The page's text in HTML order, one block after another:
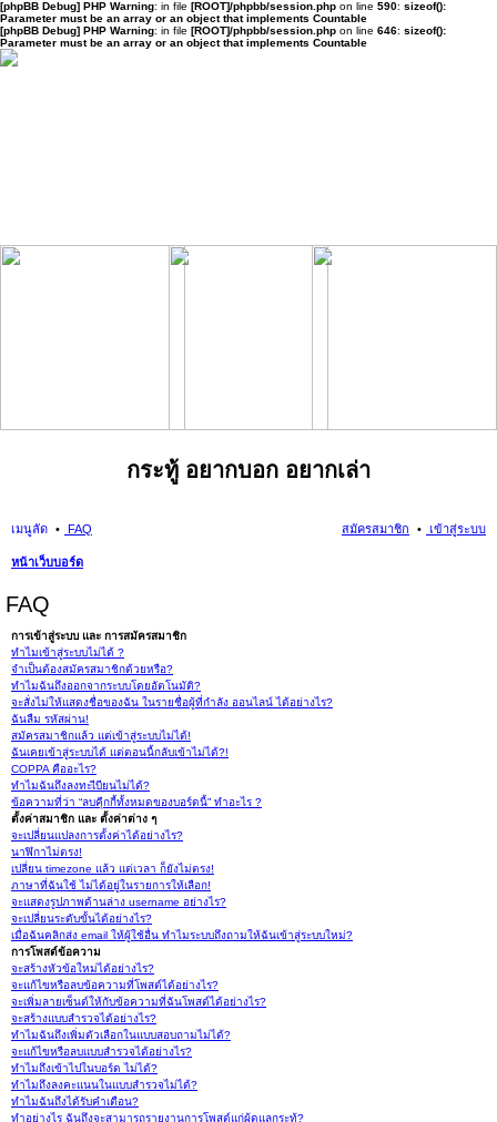
[phpBB Debug] PHP Warning: in file [ROOT]/phpbb/session.php on line 590: sizeof():
Parameter must be an array or an object that implements Countable
[phpBB Debug] PHP Warning: in file [ROOT]/phpbb/session.php on line 646: sizeof():
Parameter must be an array or an object that implements Countable
กระทู้ อยากบอก อยากเล่า
เมนูลัด FAQ เข้าสู่ระบบ
สมัครสมาชิก
หน้าเว็บบอร์ด
FAQ
การเข้าสู่ระบบ และ การสมัครสมาชิก
ทำไมเข้าสู่ระบบไม่ได้ ?
จำเป็นต้องสมัครสมาชิกด้วยหรือ?
ทำไมฉันถึงออกจากระบบโดยอัตโนมัติ?
จะสั่งไม่ให้แสดงชื่อของฉัน ในรายชื่อผู้ที่กำลัง ออนไลน์ ได้อย่างไร?
ฉันลืม รหัสผ่าน!
สมัครสมาชิกแล้ว แต่เข้าสู่ระบบไม่ได้!
ฉันเคยเข้าสู่ระบบได้ แต่ตอนนี้กลับเข้าไม่ได้?!
COPPA คืออะไร?
ทำไมฉันถึงลงทะเีบียนไม่ได้?
ข้อความที่ว่า “ลบคุีกกี้ทั้งหมดของบอร์ดนี้” ทำอะไร ?
ตั้งค่าสมาชิก และ ตั้งค่าต่าง ๆ
จะเปลี่ยนแปลงการตั้งค่าได้อย่างไร?
นาฬิกาไม่ตรง!
เปลี่ยน timezone แล้ว แต่เวลา ก็ยังไม่ตรง!
ภาษาที่ฉันใช้ ไม่ได้อยู่ในรายการให้เลือก!
จะแสดงรูปภาพด้านล่าง username อย่างไร?
จะเปลี่ยนระดับขั้นได้อย่างไร?
เมื่อฉันคลิกส่ง email ให้ผู้ใช้อื่น ทำไมระบบถึงถามให้ฉันเข้าสู่ระบบใหม่?
การโพสต์ข้อความ
จะสร้างหัวข้อใหม่ได้อย่างไร?
จะแก้ไขหรือลบข้อความที่โพสต์ได้อย่างไร?
จะเพิ่มลายเซ็นต์ให้กับข้อความที่ฉันโพสต์ได้อย่างไร?
จะสร้างแบบสำรวจได้อย่างไร?
ทำไมฉันถึงเพิ่มตัวเลือกในแบบสอบถามไม่ได้?
จะแก้ไขหรือลบแบบสำรวจได้อย่างไร?
ทำไมถึงเข้าไปในบอร์ด ไม่ได้?
ทำไมถึงลงคะแนนในแบบสำรวจไม่ได้?
ทำไมฉันถึงได้รับคำเตือน?
ทำอย่างไร ฉันถึงจะสามารถรายงานการโพสต์แก่ผู้ดูแลกระทู้?